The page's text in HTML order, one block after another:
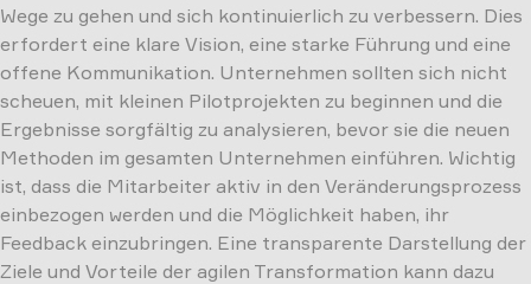
Wege zu gehen und sich kontinuierlich zu verbessern. Dies
erfordert eine klare Vision, eine starke Führung und eine
offene Kommunikation. Unternehmen sollten sich nicht
scheuen, mit kleinen Pilotprojekten zu beginnen und die
Ergebnisse sorgfältig zu analysieren, bevor sie die neuen
Methoden im gesamten Unternehmen einführen. Wichtig
ist, dass die Mitarbeiter aktiv in den Veränderungsprozess
einbezogen werden und die Möglichkeit haben, ihr
Feedback einzubringen. Eine transparente Darstellung der
Ziele und Vorteile der agilen Transformation kann dazu